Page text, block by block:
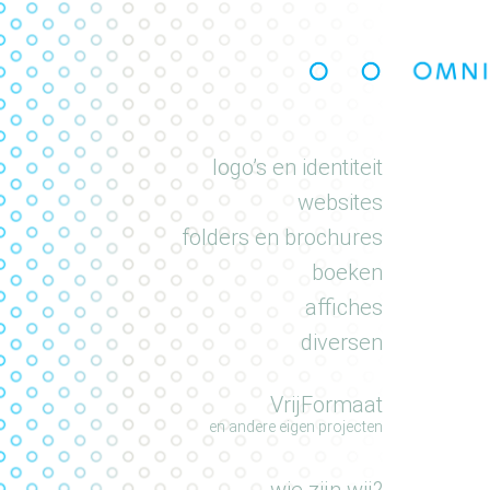
portfolio
logo’s en identiteit
websites
folders en brochures
boeken
affiches
diversen
VrijFormaat